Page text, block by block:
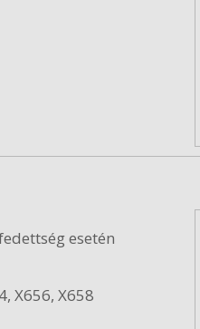
esetén
X656, X658